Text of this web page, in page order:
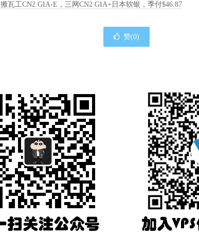
搬瓦工CN2 GIA-E，三网CN2 GIA+日本软银，季付$46.87
赞(0)